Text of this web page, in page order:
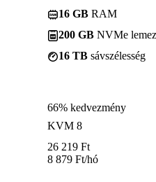
16 GB RAM
200 GB NVMe
16 TB sávszélesség
66% kedvezmény
KVM 8
26 219 Ft
8 879 Ft/hó